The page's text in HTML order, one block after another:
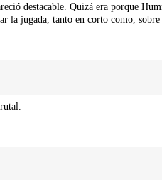
destacable. Quizá era porque
la jugada, tanto en corto como, sobre